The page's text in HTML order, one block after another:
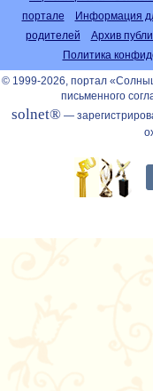
портале
Информация
родителей
Архив
Политика
© 1999-2026, портал
письменного
solnet® —